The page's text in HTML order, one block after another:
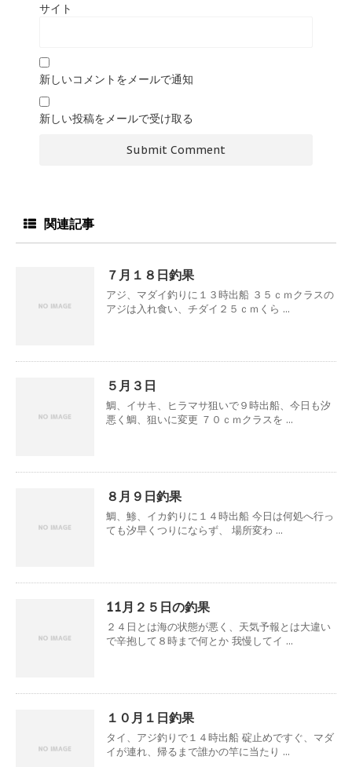
サイト
新しいコメントをメールで通知
新しい投稿をメールで受け取る
関連記事
７月１８日釣果
アジ、マダイ釣りに１３時出船 ３５ｃｍクラスの
アジは入れ食い、チダイ２５ｃｍくら ...
５月３日
鯛、イサキ、ヒラマサ狙いで９時出船、今日も汐
悪く鯛、狙いに変更 ７０ｃｍクラスを ...
８月９日釣果
鯛、鯵、イカ釣りに１４時出船 今日は何処へ行っ
ても汐早くつりにならず、 場所変わ ...
11月２５日の釣果
２４日とは海の状態が悪く、天気予報とは大違い
で辛抱して８時まで何とか 我慢してイ ...
１０月１日釣果
タイ、アジ釣りで１４時出船 碇止めですぐ、マダ
イが連れ、帰るまで誰かの竿に当たり ...